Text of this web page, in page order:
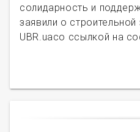
солидарность и
заявили о
UBR.uaсо ссылкой на